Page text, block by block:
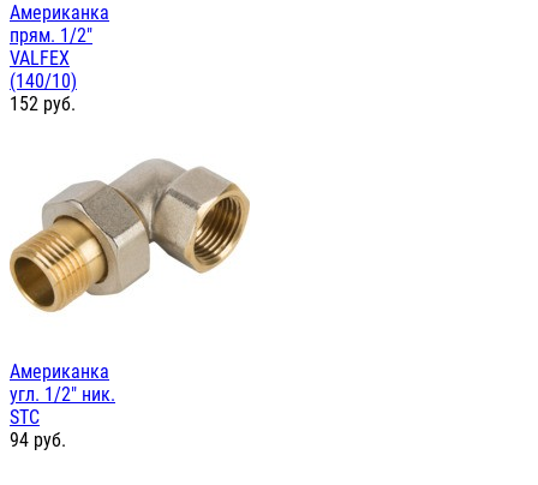
Американка
прям. 1/2"
VALFEX
(140/10)
152 руб.
Американка
угл. 1/2" ник.
STC
94 руб.